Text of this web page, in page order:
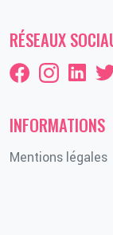
RÉSEAUX
INFORMATIONS
Mentions légales